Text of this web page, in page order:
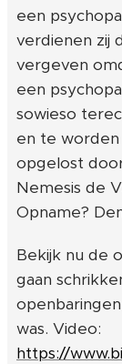
een
verdienen zij
vergeven
een
sowieso
en te
opgelost
Nemesis de
Opname?
Bekijk nu de
gaan
was. Video:
https://